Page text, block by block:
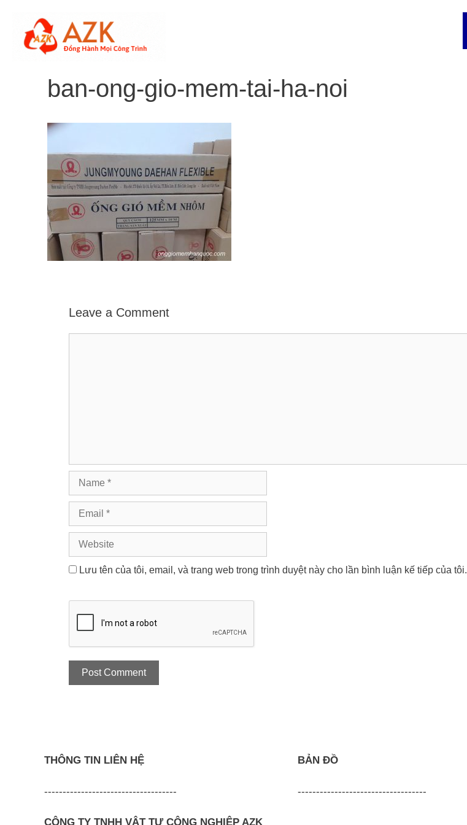
content
ban-ong-gio-mem-tai-ha-noi
Leave a Comment
Name
Email
Website
Lưu tên của tôi, email, và trang web trong trình duyệt này cho lần bình luận kế tiếp của tôi.
THÔNG TIN LIÊN HỆ
------------------------------------
CÔNG TY TNHH VẬT TƯ CÔNG NGHIỆP AZK
BẢN ĐỒ
-----------------------------------